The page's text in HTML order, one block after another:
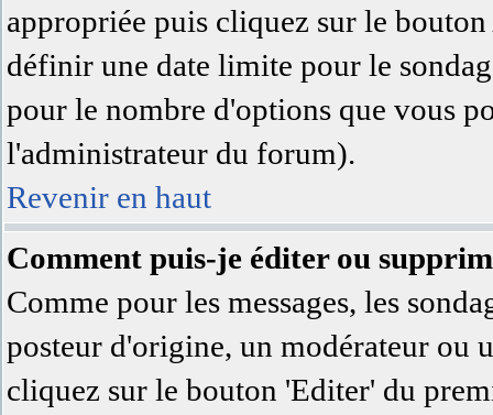
appropriée puis cliquez sur le bouton
définir une date limite pour le
pour le nombre d'options que vous
l'administrateur du forum).
Revenir en haut
Comment puis-je éditer ou
Comme pour les messages, les
posteur d'origine, un modérateur ou
cliquez sur le bouton 'Editer' du